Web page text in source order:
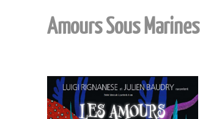
Amours Sous Marines